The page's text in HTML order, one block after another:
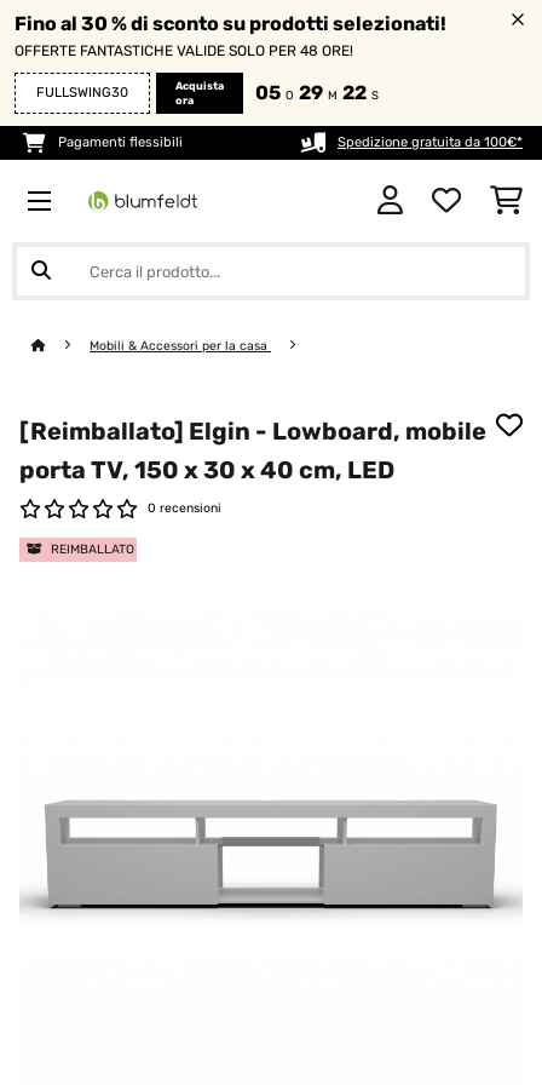
Fino al 30 % di sconto su prodotti selezionati!
OFFERTE FANTASTICHE VALIDE SOLO PER 48 ORE!
FULLSWING30
Acquista
ora
05 O 29 M 22 S
Pagamenti flessibili Spedizione gratuita da 100€*
Mobili & Accessori per la casa
[Reimballato] Elgin - Lowboard, mobile
porta TV, 150 x 30 x 40 cm, LED
0 recensioni
REIMBALLATO